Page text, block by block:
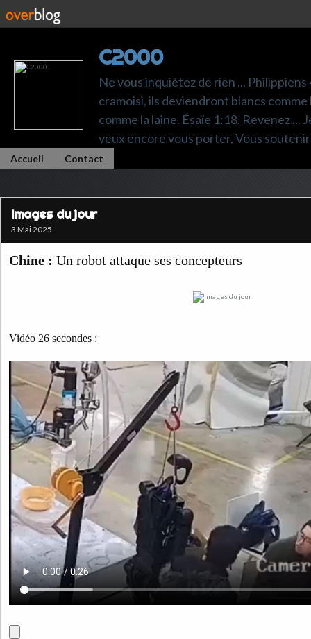
C2000
Ne vous inquiétez de rien ...
cramoisi, ils deviendront blancs
comme la laine. Ésaïe 1:18. Revenez
veux encore vous porter, Vous
Accueil Contact
Images du jour
3 Mai 2025
Chine : Un robot attaque ses concepteurs
Vidéo 26 secondes :